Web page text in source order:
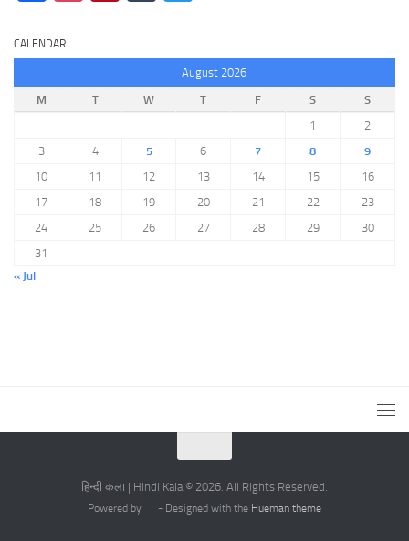
CALENDAR
August 2026
M
T W T F S
S
1
2
3
4 5 6 7 8
9
10
11 12 13 14 15
16
17
18 19 20 21 22
23
24
25 26 27 28 29
30
31
« Jul
हिन्दी कला | Hindi Kala © 2026. All Rights Reserved.
Powered by - Designed with the Hueman theme